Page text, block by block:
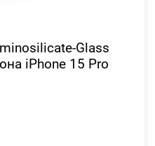
Glass
iPhone 15 Pro